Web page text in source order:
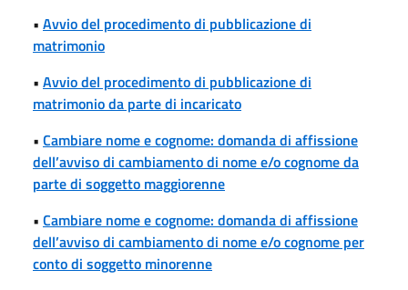
• Avvio del procedimento di pubblicazione di
matrimonio
• Avvio del procedimento di pubblicazione di
matrimonio da parte di incaricato
• Cambiare nome e cognome: domanda di affissione
dell’avviso di cambiamento di nome e/o cognome da
parte di soggetto maggiorenne
• Cambiare nome e cognome: domanda di affissione
dell’avviso di cambiamento di nome e/o cognome per
conto di soggetto minorenne